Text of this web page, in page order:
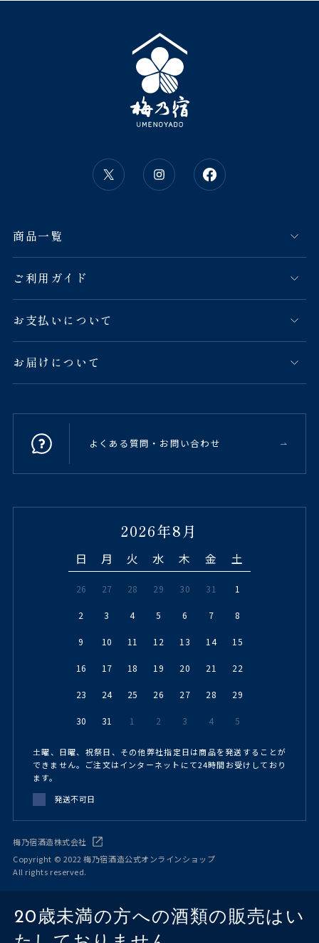
商品一覧
ご利用ガイド
お支払いについて
お届けについて
よくある質問・お問い合わせ
2026年8月
日 月 火 水 木 金 土
26 27 28 29 30 31 1
2 3 4 5 6 7 8
9 10 11 12 13 14 15
16 17 18 19 20 21 22
23 24 25 26 27 28 29
30 31 1 2 3 4 5
土曜、日曜、祝祭日、その他弊社指定日は商品を発送することが
できません。ご注文はインターネットにて24時間お受けしており
ます。
発送不可日
梅乃宿酒造株式会社
Copyright © 2022 梅乃宿酒造公式オンラインショップ
All rights reserved.
20歳未満の方への酒類の販売はい